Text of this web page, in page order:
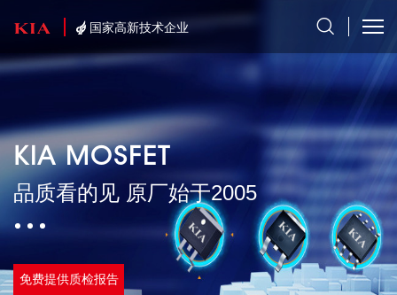
国家高新技术企业
KIA MOSFET
品质看的见 原厂始于2005
免费提供质检报告